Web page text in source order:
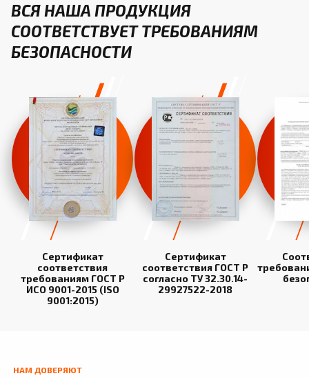
ВСЯ НАША ПРОДУКЦИЯ
СООТВЕТСТВУЕТ ТРЕБОВАНИЯМ
БЕЗОПАСНОСТИ
Сертификат
соответствия
требованиям ГОСТ Р
ИСО 9001-2015 (ISO
9001:2015)
Сертификат
соответствия ГОСТ Р
согласно ТУ 32.30.14-
29927522-2018
НАМ ДОВЕРЯЮТ